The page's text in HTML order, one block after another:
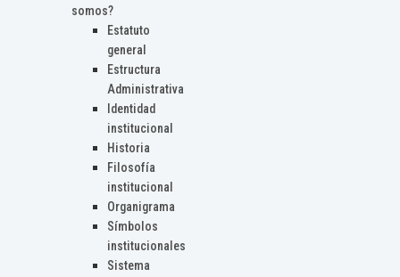
somos?
Estatuto
general
Estructura
Administrativa
Identidad
institucional
Historia
Filosofía
institucional
Organigrama
Símbolos
institucionales
Sistema